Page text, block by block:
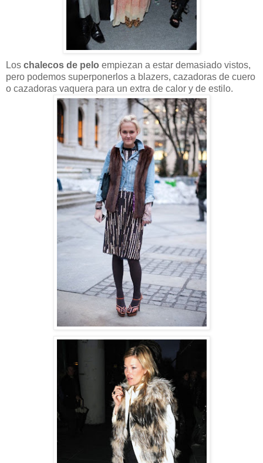
Los chalecos de pelo empiezan a estar demasiado vistos,
pero podemos superponerlos a blazers, cazadoras de cuero
o cazadoras vaquera para un extra de calor y de estilo.